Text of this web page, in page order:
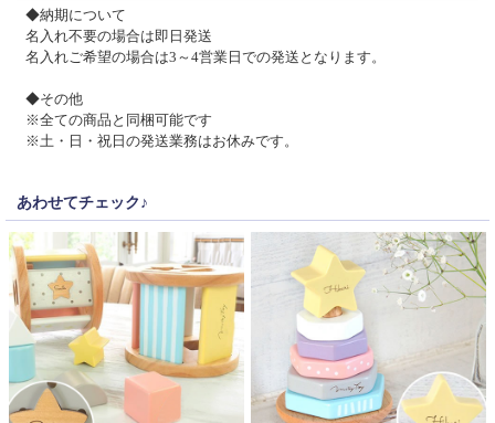
◆納期について
名入れ不要の場合は即日発送
名入れご希望の場合は3～4営業日での発送となります。
◆その他
※全ての商品と同梱可能です
※土・日・祝日の発送業務はお休みです。
あわせてチェック♪